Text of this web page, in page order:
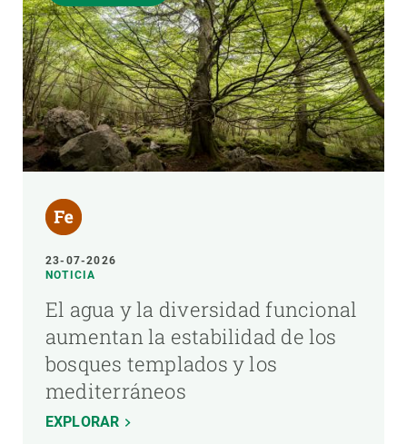
23-07-2026
NOTICIA
El agua y la diversidad funcional
aumentan la estabilidad de los
bosques templados y los
mediterráneos
EXPLORAR